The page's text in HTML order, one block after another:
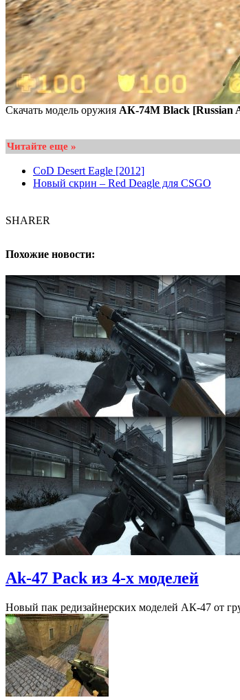
Скачать модель оружия АК-74М Black [Russian
Читайте еще »
CoD Desert Eagle [2012]
Новый скрин – Red Deagle для CSGO
SHARER
Похожие новости:
Ak-47 Pack из 4-х моделей
Новый пак редизайнерских моделей АК-47 от